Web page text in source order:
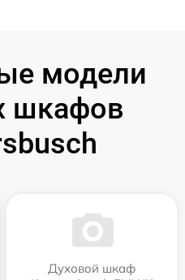
модели
шкафов
Духовой шкаф